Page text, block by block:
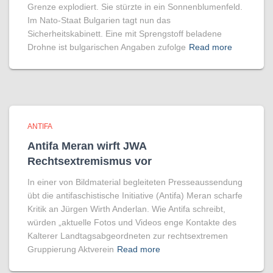
Grenze explodiert. Sie stürzte in ein Sonnenblumenfeld.
Im Nato-Staat Bulgarien tagt nun das
Sicherheitskabinett. Eine mit Sprengstoff beladene
Drohne ist bulgarischen Angaben zufolge Read more
ANTIFA
Antifa Meran wirft JWA
Rechtsextremismus vor
In einer von Bildmaterial begleiteten Presseaussendung
übt die antifaschistische Initiative (Antifa) Meran scharfe
Kritik an Jürgen Wirth Anderlan. Wie Antifa schreibt,
würden „aktuelle Fotos und Videos enge Kontakte des
Kalterer Landtagsabgeordneten zur rechtsextremen
Gruppierung Aktverein Read more